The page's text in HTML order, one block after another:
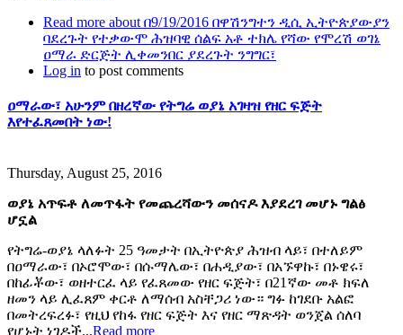
Read more about በ9/19/2016 በዋሽንግተን ዲሲ ኢትዮጵያውያን
ባደረጉት የተቃውሞ ሕዝባዊ ሰልፍ አቶ ተክሌ የሻው የሞረሽ ወገኔ
ዐማራ ድርጅት ሊቀመንበር ያደረጉት ንግግር፣
Log in to post comments
ዐማራው፣ አሁንም በዘረኛው የትግሬ ወያኔ አገዛዝ የዘር ፍጅት
እየተፈጸመበት ነው!
Thursday, August 25, 2016
ወያኔ አጥፍቶ ለመጥፋት የመጨረሻውን መሰናዶ እያደረገ መሆኑ ግልፅ
ሆኗል
የትግሬ-ወያኔ ላለፉት 25 ዓመታት በኢትዮጵያ ሕዝብ ላይ፣ በተለይም
በዐማራው፣ በኦሮሞው፣ በሱማሌው፣ በሐዲያው፣ በአኙዋኩ፣ በኑዌሩ፣
በከፊቾው፣ ወዘተርፈ ላይ የፈጸመው የዘር ፍጅት፣ በ21ኛው መቶ ክፍለ
ዘመን ላይ ሊፈጸም ቀርቶ ለማሰብ አስቸጋሪ ነው። ግፉ ከገደቡ አልፎ
በመትረፍረፉ፣ የዚህ የከፋ የዘር ፍጅት እና የዘር ማጽዳት ወንጀል ሰለባ
የሆኑት ነገዶች...Read more